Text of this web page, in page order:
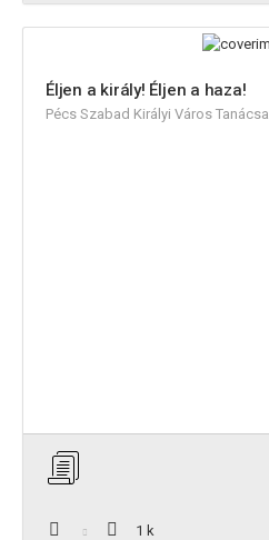
Éljen a király! Éljen a haza!
Pécs Szabad Királyi Város Tanácsa
1 k